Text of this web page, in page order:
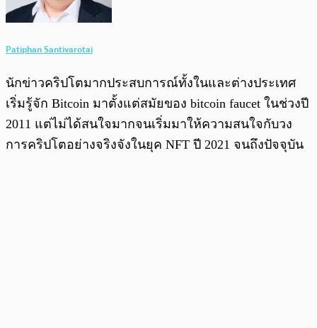
Patiphan Santivarotai
นักข่าวคริปโตมากประสบการณ์ทั้งในและต่างประเทศ
เริ่มรู้จัก Bitcoin มาตั้งแต่สมัยของ bitcoin faucet ในช่วงปี
2011 แต่ไม่ได้สนใจมากจนเริ่มมาให้ความสนใจกับวง
การคริปโตอย่างจริงจังในยุค NFT ปี 2021 จนถึงปัจจุบัน